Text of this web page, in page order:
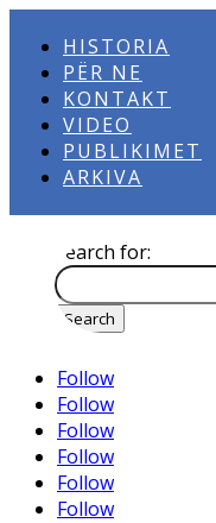
HISTORIA
PËR NE
KONTAKT
VIDEO
PUBLIKIMET
ARKIVA
Search for:
Follow
Follow
Follow
Follow
Follow
Follow